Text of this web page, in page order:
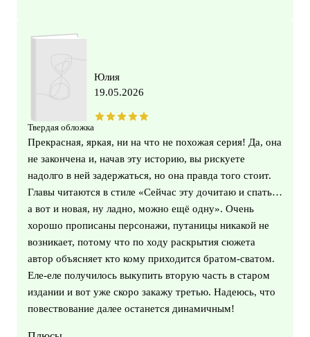
Твердая обложка
Юлия
19.05.2026
Прекрасная, яркая, ни на что не похожая серия! Да, она
не закончена и, начав эту историю, вы рискуете
надолго в ней задержаться, но она правда того стоит.
Главы читаются в стиле «Сейчас эту дочитаю и спать…
а вот и новая, ну ладно, можно ещё одну». Очень
хорошо прописаны персонажи, путаницы никакой не
возникает, потому что по ходу раскрытия сюжета
автор объясняет кто кому приходится братом-сватом.
Еле-еле получилось выкупить вторую часть в старом
издании и вот уже скоро закажу третью. Надеюсь, что
повествование далее останется динамичным!